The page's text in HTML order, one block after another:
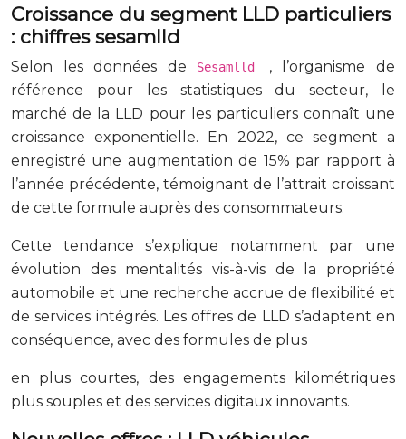
Croissance du segment LLD particuliers
: chiffres sesamlld
Selon les données de Sesamlld , l’organisme de
référence pour les statistiques du secteur, le
marché de la LLD pour les particuliers connaît une
croissance exponentielle. En 2022, ce segment a
enregistré une augmentation de 15% par rapport à
l’année précédente, témoignant de l’attrait croissant
de cette formule auprès des consommateurs.
Cette tendance s’explique notamment par une
évolution des mentalités vis-à-vis de la propriété
automobile et une recherche accrue de flexibilité et
de services intégrés. Les offres de LLD s’adaptent en
conséquence, avec des formules de plus
en plus courtes, des engagements kilométriques
plus souples et des services digitaux innovants.